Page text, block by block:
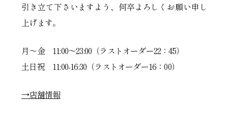
引き立て下さいますよう、何卒よろしくお願い申し
上げます。
月～金 11:00～23:00（ラストオーダー22：45）
土日祝 11:00-16:30（ラストオーダー16：00）
→店舗情報